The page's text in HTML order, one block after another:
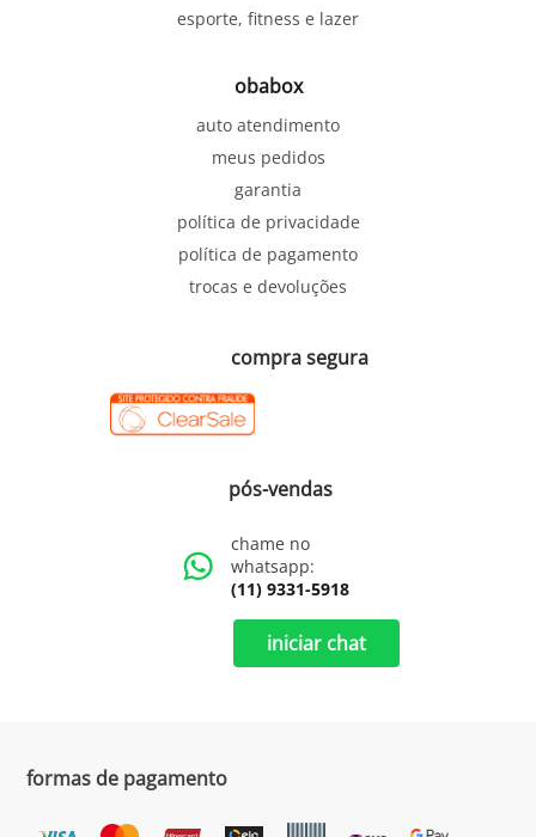
esporte, fitness e lazer
obabox
auto atendimento
meus pedidos
garantia
política de privacidade
política de pagamento
trocas e devoluções
compra segura
pós-vendas
chame no
whatsapp:
(11) 9331-5918
iniciar chat
formas de pagamento